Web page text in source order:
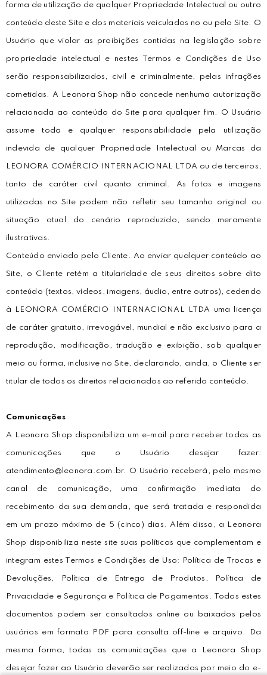
forma de utilização de qualquer Propriedade Intelectual ou outro
conteúdo deste Site e dos materiais veiculados no ou pelo Site. O
Usuário que violar as proibições contidas na legislação sobre
propriedade intelectual e nestes Termos e Condições de Uso
serão responsabilizados, civil e criminalmente, pelas infrações
cometidas. A Leonora Shop não concede nenhuma autorização
relacionada ao conteúdo do Site para qualquer fim. O Usuário
assume toda e qualquer responsabilidade pela utilização
indevida de qualquer Propriedade Intelectual ou Marcas da
LEONORA COMÉRCIO INTERNACIONAL LTDA ou de terceiros,
tanto de caráter civil quanto criminal. As fotos e imagens
utilizadas no Site podem não refletir seu tamanho original ou
situação atual do cenário reproduzido, sendo meramente
ilustrativas.
Conteúdo enviado pelo Cliente. Ao enviar qualquer conteúdo ao
Site, o Cliente retém a titularidade de seus direitos sobre dito
conteúdo (textos, vídeos, imagens, áudio, entre outros), cedendo
à LEONORA COMÉRCIO INTERNACIONAL LTDA uma licença
de caráter gratuito, irrevogável, mundial e não exclusivo para a
reprodução, modificação, tradução e exibição, sob qualquer
meio ou forma, inclusive no Site, declarando, ainda, o Cliente ser
titular de todos os direitos relacionados ao referido conteúdo.
Comunicações
A Leonora Shop disponibiliza um e-mail para receber todas as
comunicações que o Usuário desejar fazer:
atendimento@leonora.com.br. O Usuário receberá, pelo mesmo
canal de comunicação, uma confirmação imediata do
recebimento da sua demanda, que será tratada e respondida
em um prazo máximo de 5 (cinco) dias. Além disso, a Leonora
Shop disponibiliza neste site suas políticas que complementam e
integram estes Termos e Condições de Uso: Política de Trocas e
Devoluções, Política de Entrega de Produtos, Política de
Privacidade e Segurança e Política de Pagamentos. Todos estes
documentos podem ser consultados online ou baixados pelos
usuários em formato PDF para consulta off-line e arquivo. Da
mesma forma, todas as comunicações que a Leonora Shop
desejar fazer ao Usuário deverão ser realizadas por meio do e-